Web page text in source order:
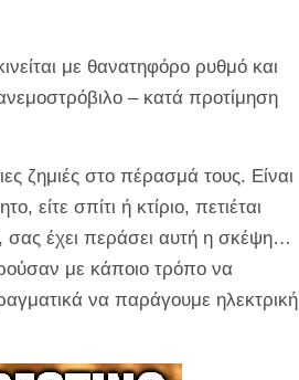
με θανατηφόρο ρυθμό και
– κατά προτίμηση
ζημιές στο πέρασμά τους. Είναι
είτε σπίτι ή κτίριο, πετιέται
σας έχει περάσει αυτή η σκέψη…
με κάποιο τρόπο να
να παράγουμε ηλεκτρική